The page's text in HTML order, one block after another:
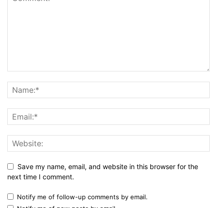
Save my name, email, and website in this browser for the
next time I comment.
Notify me of follow-up comments by email.